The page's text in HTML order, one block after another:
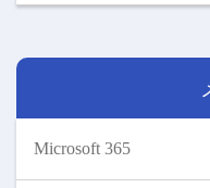
Microsoft 365